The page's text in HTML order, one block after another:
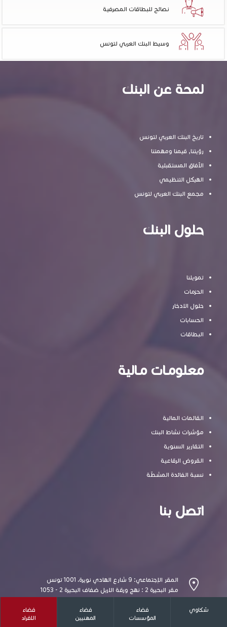
فضاء
الافراد
فضاء
المهنيين
فضاء
المؤسسات
شكاوي
نصائح للبطاقات المصرفية
وسيط البنك العربي لتونس
لمحة عن البنك
تاريخ البنك العربي لتونس
رؤيتنا, قيمنا ومهمتنا
الآفاق المستقبلية
الهيكل التنظيمي
مجمع البنك العربي لتونس
حلول البنك
تمويلنا
الحزمات
حلول الادخار
الحسابات
البطاقات
معلومـات مـالية
القائمات المالية
مؤشرات نشاط البنك
التقارير السنوية
القروض الرقاعية
نسبة الفائدة المشطّة
اتصل بنا
المقر الإجتماعي: 9 شارع الهادي نويرة، 1001 تونس
مقر البحيرة 2 : نهج ورقة الاربل ضفاف البحيرة 2 - 1053